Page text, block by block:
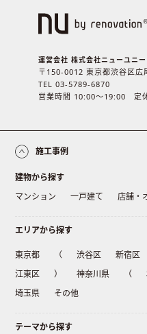
運営会社 株式会社ニューユニー
〒150-0012 東京都渋谷区
TEL 03-5789-6870
営業時間 10:00〜19:00 定
施工事例
建物から探す
マンション
一戸建て 店舗・
エリアから探す
東京都 （ 渋谷区 新宿区
江東区
） 神奈川県 （
埼玉県
その他
テーマから探す